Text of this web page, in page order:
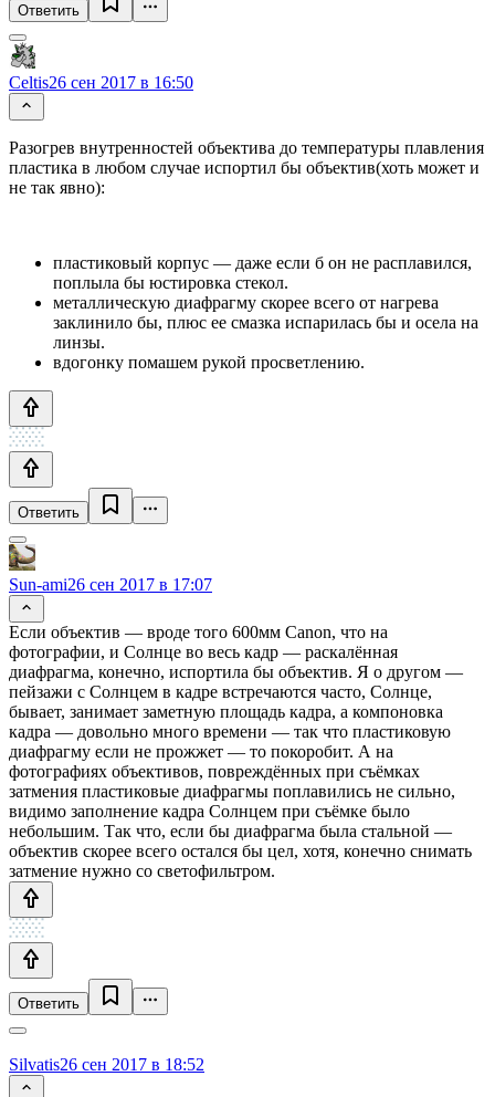
Ответить
Celtis26 сен 2017 в 16:50
Разогрев внутренностей объектива до температуры плавления
пластика в любом случае испортил бы объектив(хоть может и
не так явно):
пластиковый корпус — даже если б он не расплавился,
поплыла бы юстировка стекол.
металлическую диафрагму скорее всего от нагрева
заклинило бы, плюс ее смазка испарилась бы и осела на
линзы.
вдогонку помашем рукой просветлению.
Ответить
Sun-ami26 сен 2017 в 17:07
Если объектив — вроде того 600мм Canon, что на
фотографии, и Солнце во весь кадр — раскалённая
диафрагма, конечно, испортила бы объектив. Я о другом —
пейзажи с Солнцем в кадре встречаются часто, Солнце,
бывает, занимает заметную площадь кадра, а компоновка
кадра — довольно много времени — так что пластиковую
диафрагму если не прожжет — то покоробит. А на
фотографиях объективов, повреждённых при съёмках
затмения пластиковые диафрагмы поплавились не сильно,
видимо заполнение кадра Солнцем при съёмке было
небольшим. Так что, если бы диафрагма была стальной —
объектив скорее всего остался бы цел, хотя, конечно снимать
затмение нужно со светофильтром.
Ответить
Silvatis26 сен 2017 в 18:52